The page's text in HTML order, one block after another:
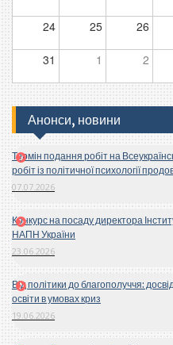
24 25 26
31 1 2
Анонси, новини
Термін подання робіт на
робіт із політичної психології
07.07.2026
Конкурс на посаду директора
НАПН України
23.06.2026
Від політики до благополуччя:
освіти в умовах криз
19.06.2026